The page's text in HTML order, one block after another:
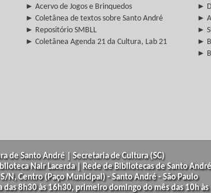
► Acervo de Jogos e Brinquedos
►
► Coletânea de textos sobre Santo André
►
► Repositório SMBLL
►
► Coletânea Agenda 21 da Cultura, Lab 21
►
►
de Santo André | Secretaria de Cultura (SC)
Nair Lacerda | Rede de Bibliotecas de Santo André
N, Centro (Paço Municipal) - Santo André - São Paulo
das 8h30 às 16h30, primeiro domingo do mês das 10h às